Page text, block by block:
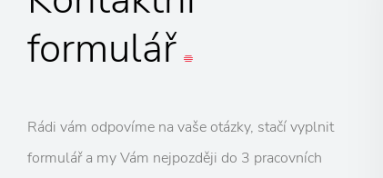
formulář
Rádi vám odpovíme na vaše otázky, stačí vyplnit
formulář a my Vám nejpozději do 3 pracovních